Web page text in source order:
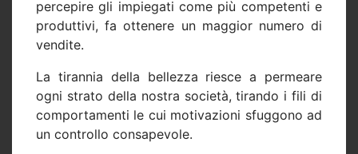
percepire gli impiegati come più competenti e
produttivi, fa ottenere un maggior numero di
vendite.
La tirannia della bellezza riesce a permeare
ogni strato della nostra società, tirando i fili di
comportamenti le cui motivazioni sfuggono ad
un controllo consapevole.